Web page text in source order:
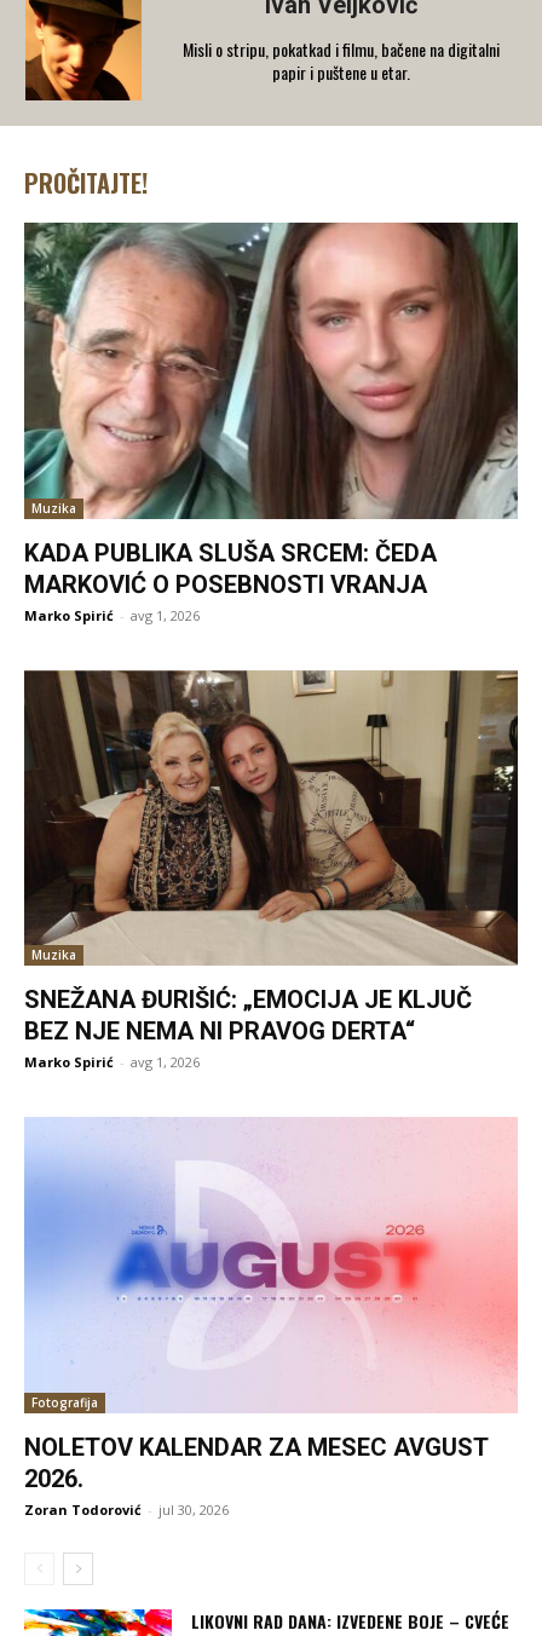
Misli o stripu, pokatkad i filmu, bačene na digitalni
papir i puštene u etar.
PROČITAJTE!
Muzika
KADA PUBLIKA SLUŠA SRCEM: ČEDA
MARKOVIĆ O POSEBNOSTI VRANJA
Marko Spirić - avg 1, 2026
Muzika
SNEŽANA ĐURIŠIĆ: „EMOCIJA JE KLJUČ
BEZ NJE NEMA NI PRAVOG DERTA“
Marko Spirić - avg 1, 2026
Fotografija
NOLETOV KALENDAR ZA MESEC AVGUST
2026.
Zoran Todorović - jul 30, 2026
LIKOVNI RAD DANA: IZVEDENE BOJE – CVEĆE